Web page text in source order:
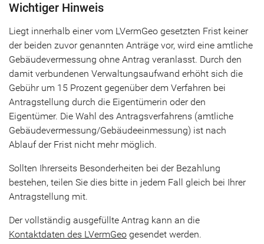
Wichtiger Hinweis
Liegt innerhalb einer vom LVermGeo gesetzten Frist keiner
der beiden zuvor genannten Anträge vor, wird eine amtliche
Gebäudevermessung ohne Antrag veranlasst. Durch den
damit verbundenen Verwaltungsaufwand erhöht sich die
Gebühr um 15 Prozent gegenüber dem Verfahren bei
Antragstellung durch die Eigentümerin oder den
Eigentümer. Die Wahl des Antragsverfahrens (amtliche
Gebäudevermessung/Gebäudeeinmessung) ist nach
Ablauf der Frist nicht mehr möglich.
Sollten Ihrerseits Besonderheiten bei der Bezahlung
bestehen, teilen Sie dies bitte in jedem Fall gleich bei Ihrer
Antragstellung mit.
Der vollständig ausgefüllte Antrag kann an die
Kontaktdaten des LVermGeo gesendet werden.